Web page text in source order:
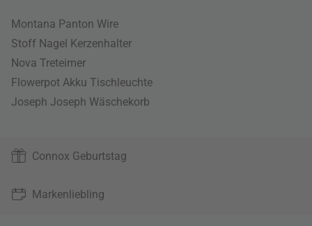
Montana Panton Wire
Stoff Nagel Kerzenhalter
Nova Treteimer
Flowerpot Akku Tischleuchte
Joseph Joseph Wäschekorb
Connox Geburtstag
Markenliebling